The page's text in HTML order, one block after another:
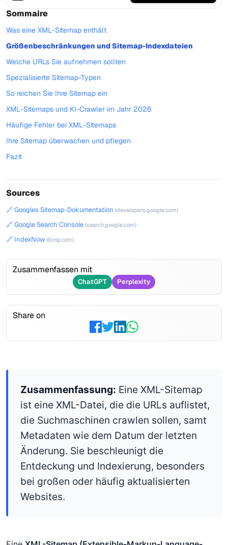
Sommaire
Was eine XML-Sitemap enthält
Größenbeschränkungen und Sitemap-Indexdateien
Welche URLs Sie aufnehmen sollten
Spezialisierte Sitemap-Typen
So reichen Sie Ihre Sitemap ein
XML-Sitemaps und KI-Crawler im Jahr 2026
Häufige Fehler bei XML-Sitemaps
Ihre Sitemap überwachen und pflegen
Fazit
Sources
🔗 Googles Sitemap-Dokumentation (developers.google.com)
🔗 Google Search Console (search.google.com)
🔗 IndexNow (bing.com)
Zusammenfassen mit
ChatGPT Perplexity
Share on
Zusammenfassung: Eine XML-Sitemap
ist eine XML-Datei, die die URLs auflistet,
die Suchmaschinen crawlen sollen, samt
Metadaten wie dem Datum der letzten
Änderung. Sie beschleunigt die
Entdeckung und Indexierung, besonders
bei großen oder häufig aktualisierten
Websites.